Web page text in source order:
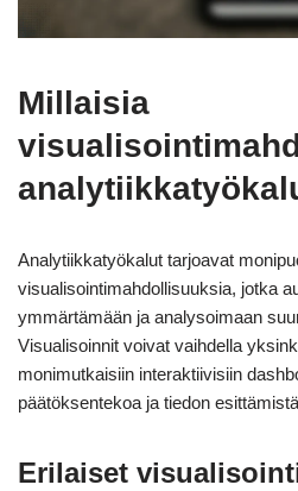
Millaisia
Analytiikkatyökalut tarjoavat
visualisointimahdollisuuksia, jotka
ymmärtämään ja analysoimaan
Visualisoinnit voivat vaihdella
monimutkaisiin interaktiivisiin
päätöksentekoa ja tiedon
Erilaiset